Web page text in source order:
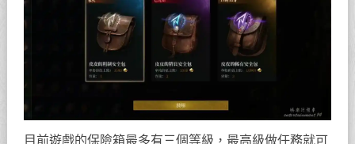
目前遊戲的保險箱最多有三個等級，最高級做任務就可